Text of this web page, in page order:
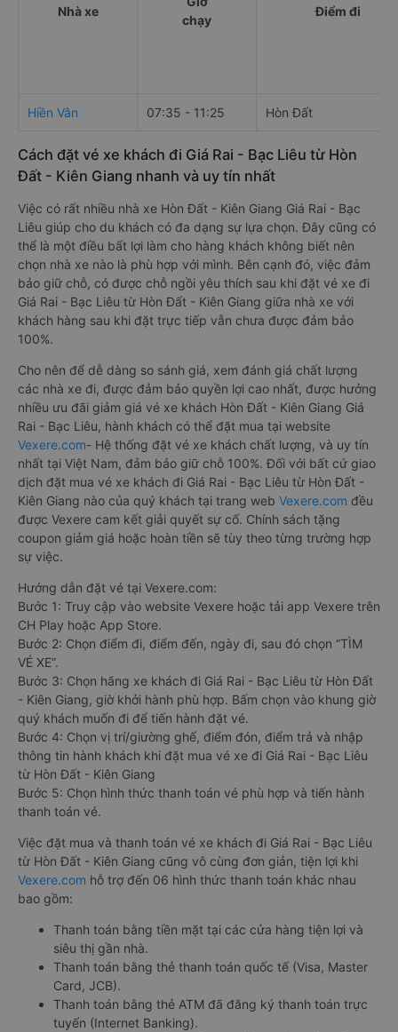
Nhà xe
chạy
Điểm đi
Hiền Vân 07:35 - 11:25 Hòn Đất
Cách đặt vé xe khách đi Giá Rai - Bạc Liêu từ Hòn
Đất - Kiên Giang nhanh và uy tín nhất
Việc có rất nhiều nhà xe Hòn Đất - Kiên Giang Giá Rai - Bạc
Liêu giúp cho du khách có đa dạng sự lựa chọn. Đây cũng có
thể là một điều bất lợi làm cho hàng khách không biết nên
chọn nhà xe nào là phù hợp với mình. Bên cạnh đó, việc đảm
bảo giữ chỗ, có được chỗ ngồi yêu thích sau khi đặt vé xe đi
Giá Rai - Bạc Liêu từ Hòn Đất - Kiên Giang giữa nhà xe với
khách hàng sau khi đặt trực tiếp vẫn chưa được đảm bảo
100%.
Cho nên để dễ dàng so sánh giá, xem đánh giá chất lượng
các nhà xe đi, được đảm bảo quyền lợi cao nhất, được hưởng
nhiều ưu đãi giảm giá vé xe khách Hòn Đất - Kiên Giang Giá
Rai - Bạc Liêu, hành khách có thể đặt mua tại website
Vexere.com- Hệ thống đặt vé xe khách chất lượng, và uy tín
nhất tại Việt Nam, đảm bảo giữ chỗ 100%. Đối với bất cứ giao
dịch đặt mua vé xe khách đi Giá Rai - Bạc Liêu từ Hòn Đất -
Kiên Giang nào của quý khách tại trang web Vexere.com đều
được Vexere cam kết giải quyết sự cố. Chính sách tặng
coupon giảm giá hoặc hoàn tiền sẽ tùy theo từng trường hợp
sự việc.
Hướng dẫn đặt vé tại Vexere.com:
Bước 1: Truy cập vào website Vexere hoặc tải app Vexere trên
CH Play hoặc App Store.
Bước 2: Chọn điểm đi, điểm đến, ngày đi, sau đó chọn “TÌM
VÉ XE”.
Bước 3: Chọn hãng xe khách đi Giá Rai - Bạc Liêu từ Hòn Đất
- Kiên Giang, giờ khởi hành phù hợp. Bấm chọn vào khung giờ
quý khách muốn đi để tiến hành đặt vé.
Bước 4: Chọn vị trí/giường ghế, điểm đón, điểm trả và nhập
thông tin hành khách khi đặt mua vé xe đi Giá Rai - Bạc Liêu
từ Hòn Đất - Kiên Giang
Bước 5: Chọn hình thức thanh toán vé phù hợp và tiến hành
thanh toán vé.
Việc đặt mua và thanh toán vé xe khách đi Giá Rai - Bạc Liêu
từ Hòn Đất - Kiên Giang cũng vô cùng đơn giản, tiện lợi khi
Vexere.com hỗ trợ đến 06 hình thức thanh toán khác nhau
bao gồm:
Thanh toán bằng tiền mặt tại các cửa hàng tiện lợi và
siêu thị gần nhà.
Thanh toán bằng thẻ thanh toán quốc tế (Visa, Master
Card, JCB).
Thanh toán bằng thẻ ATM đã đăng ký thanh toán trực
tuyến (Internet Banking).